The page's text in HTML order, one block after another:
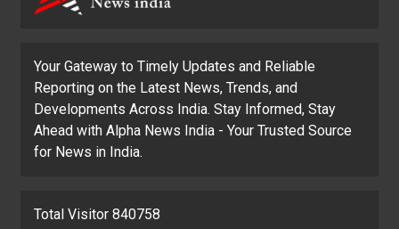
Your Gateway to Timely Updates and Reliable
Reporting on the Latest News, Trends, and
Developments Across India. Stay Informed, Stay
Ahead with Alpha News India - Your Trusted Source
for News in India.
Total Visitor 840758